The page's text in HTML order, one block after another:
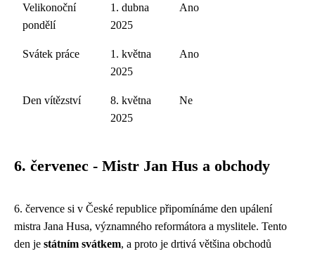
Velikonoční
pondělí
1. dubna
2025
Ano
Svátek práce
1. května
2025
Ano
Den vítězství
8. května
2025
Ne
6. červenec - Mistr Jan Hus a obchody
6. července si v České republice připomínáme den upálení
mistra Jana Husa, významného reformátora a myslitele. Tento
den je státním svátkem, a proto je drtivá většina obchodů